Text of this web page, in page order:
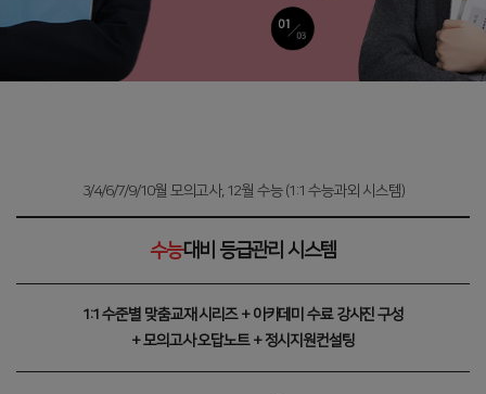
3/4/6/7/9/10월 모의고사, 12월 수능 (1:1 수능과외 시스템)
수능대비 등급관리 시스템
1:1 수준별 맞춤교재 시리즈 + 아카데미 수료 강사진 구성
+ 모의고사 오답노트 + 정시지원컨설팅